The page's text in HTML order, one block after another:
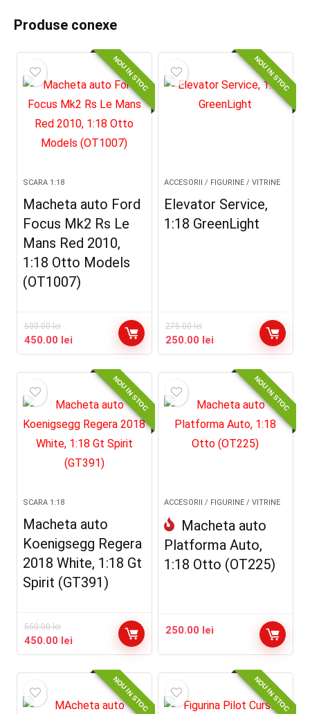
Produse conexe
NOU IN STOC
SCARA 1:18
Macheta auto Ford
Focus Mk2 Rs Le
Mans Red 2010,
1:18 Otto Models
(OT1007)
500.00lei
Prețul
inițial
500.00 lei.
450.00 lei
curent
este:
450.00 lei.
NOU IN STOC
ACCESORII / FIGURINE / VITRINE
Elevator Service,
1:18 GreenLight
275.00lei
Prețul
inițial
275.00 lei.
250.00 lei
curent
este:
250.00 lei.
NOU IN STOC
SCARA 1:18
Macheta auto
Koenigsegg Regera
2018 White, 1:18 Gt
Spirit (GT391)
550.00lei
Prețul
inițial
550.00 lei.
450.00 lei
curent
este:
450.00 lei.
NOU IN STOC
ACCESORII / FIGURINE / VITRINE
Macheta auto
Platforma Auto,
1:18 Otto (OT225)
250.00 lei
NOU IN STOC NOU IN STOC